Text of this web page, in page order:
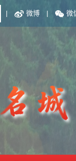
| 微博 | 微